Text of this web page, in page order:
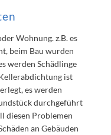
Wohnung. z.B. es
beim Bau wurden
werden Schädlinge
ist
es werden
durchgeführt
diesen Problemen
an Gebäuden